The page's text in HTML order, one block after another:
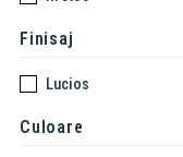
Finisaj
Lucios
Culoare